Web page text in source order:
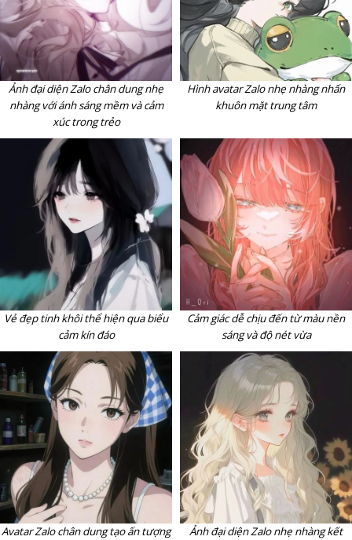
Ảnh đại diện Zalo chân dung nhẹ
nhàng với ánh sáng mềm và cảm
xúc trong trẻo
Hình avatar Zalo nhẹ nhàng nhấn
khuôn mặt trung tâm
Vẻ đẹp tinh khôi thể hiện qua biểu
cảm kín đáo
Cảm giác dễ chịu đến từ màu nền
sáng và độ nét vừa
Avatar Zalo chân dung tạo ấn tượng
Ảnh đại diện Zalo nhẹ nhàng kết